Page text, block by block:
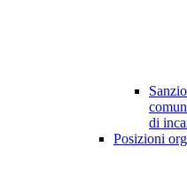
di
Posizioni